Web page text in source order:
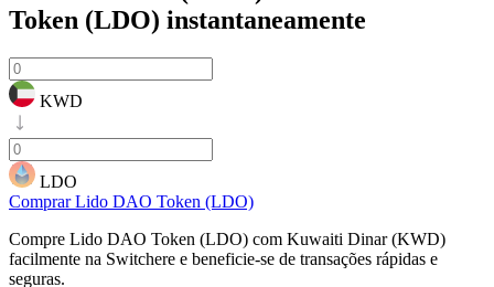
Token (LDO) instantaneamente
KWD
LDO
Comprar Lido DAO Token (LDO)
Compre Lido DAO Token (LDO) com Kuwaiti Dinar (KWD)
facilmente na Switchere e beneficie-se de transações rápidas e
seguras.